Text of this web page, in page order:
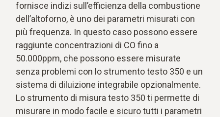
fornisce indizi sull’efficienza della combustione
dell’altoforno, è uno dei parametri misurati con
più frequenza. In questo caso possono essere
raggiunte concentrazioni di CO fino a
50.000ppm, che possono essere misurate
senza problemi con lo strumento testo 350 e un
sistema di diluizione integrabile opzionalmente.
Lo strumento di misura testo 350 ti permette di
misurare in modo facile e sicuro tutti i parametri